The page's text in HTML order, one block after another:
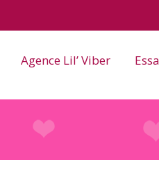
Agence Lil’ Viber